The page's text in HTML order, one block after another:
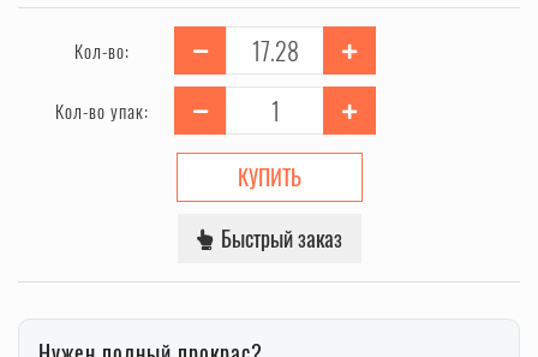
Кол-во:
Кол-во упак:
КУПИТЬ
Быстрый заказ